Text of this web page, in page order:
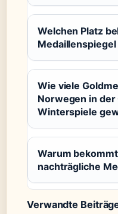
Welchen Platz
Wie viele
Norwegen in
Winterspiele
Warum
nachträgliche
Verwandte